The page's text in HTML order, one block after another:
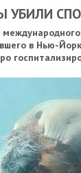
УБИЛИ
в Нью-